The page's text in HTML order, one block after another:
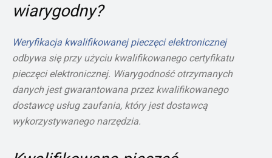
wiarygodny?
Weryfikacja kwalifikowanej pieczęci elektronicznej
odbywa się przy użyciu kwalifikowanego certyfikatu
pieczęci elektronicznej. Wiarygodność otrzymanych
danych jest gwarantowana przez kwalifikowanego
dostawcę usług zaufania, który jest dostawcą
wykorzystywanego narzędzia.